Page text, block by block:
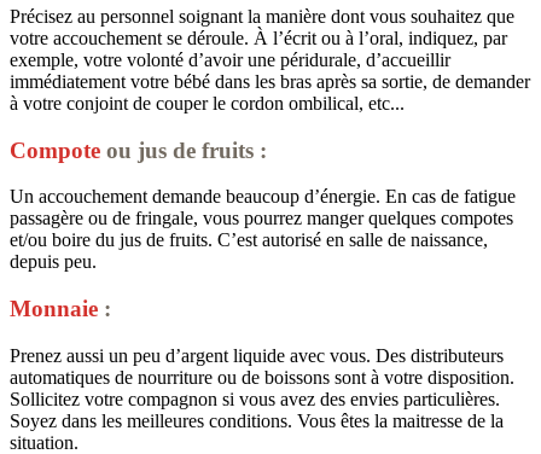
Précisez au personnel soignant la manière dont vous souhaitez que
votre accouchement se déroule. À l’écrit ou à l’oral, indiquez, par
exemple, votre volonté d’avoir une péridurale, d’accueillir
immédiatement votre bébé dans les bras après sa sortie, de demander
à votre conjoint de couper le cordon ombilical, etc...
Compote ou jus de fruits :
Un accouchement demande beaucoup d’énergie. En cas de fatigue
passagère ou de fringale, vous pourrez manger quelques compotes
et/ou boire du jus de fruits. C’est autorisé en salle de naissance,
depuis peu.
Monnaie :
Prenez aussi un peu d’argent liquide avec vous. Des distributeurs
automatiques de nourriture ou de boissons sont à votre disposition.
Sollicitez votre compagnon si vous avez des envies particulières.
Soyez dans les meilleures conditions. Vous êtes la maitresse de la
situation.